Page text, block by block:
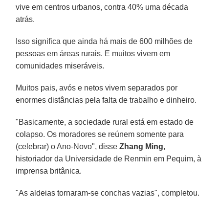
vive em centros urbanos, contra 40% uma década
atrás.
Isso significa que ainda há mais de 600 milhões de
pessoas em áreas rurais. E muitos vivem em
comunidades miseráveis.
Muitos pais, avós e netos vivem separados por
enormes distâncias pela falta de trabalho e dinheiro.
"Basicamente, a sociedade rural está em estado de
colapso. Os moradores se reúnem somente para
(celebrar) o Ano-Novo", disseZhang Ming,
historiador da Universidade de Renmin em Pequim, à
imprensa britânica.
"As aldeias tornaram-se conchas vazias", completou.